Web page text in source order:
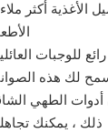
الأغذية أكثر
للوجبات
لك هذه
الطهي
ذلك ، يمكنك